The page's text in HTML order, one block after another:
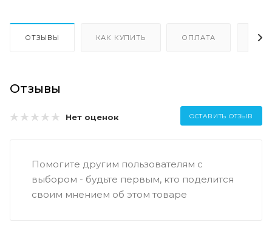
ОТЗЫВЫ КАК КУПИТЬ ОПЛАТА
Отзывы
Нет оценок ОСТАВИТЬ ОТЗЫВ
Помогите другим пользователям с
выбором - будьте первым, кто поделится
своим мнением об этом товаре